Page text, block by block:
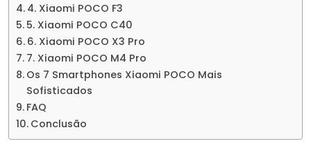
4. Xiaomi POCO F3
5. Xiaomi POCO C40
6. Xiaomi POCO X3 Pro
7. Xiaomi POCO M4 Pro
Os 7 Smartphones Xiaomi POCO Mais
Sofisticados
FAQ
Conclusão